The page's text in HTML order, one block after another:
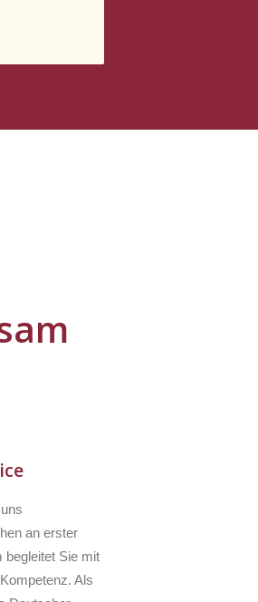
an erster
begleitet Sie mit
Als